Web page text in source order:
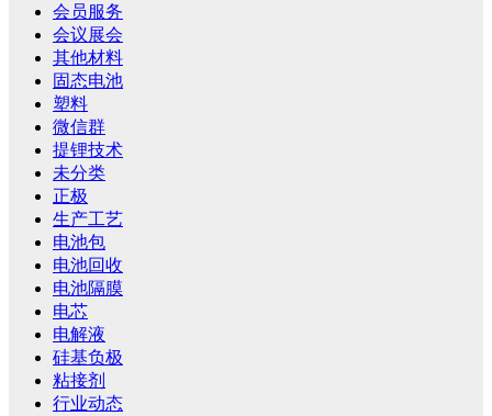
会员服务
会议展会
其他材料
固态电池
塑料
微信群
提锂技术
未分类
正极
生产工艺
电池包
电池回收
电池隔膜
电芯
电解液
硅基负极
粘接剂
行业动态